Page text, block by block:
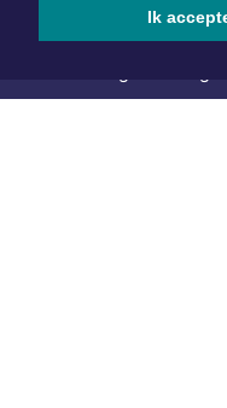
Ik
Schrijf je in voor onze